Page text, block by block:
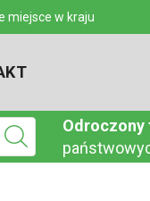
w kraju
Odroczony